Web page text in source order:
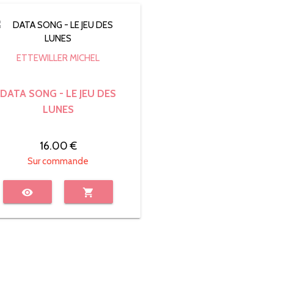
ETTEWILLER MICHEL
DATA SONG - LE JEU DES
LUNES
16.00 €
Sur commande
visibility shopping_cart